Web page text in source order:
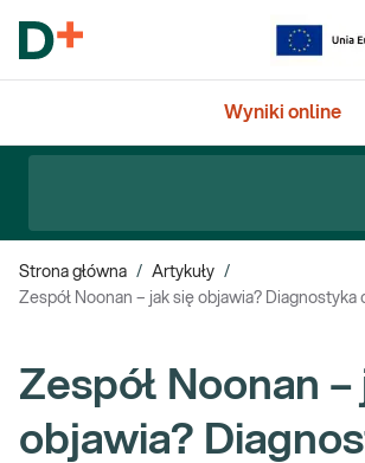
Wyniki online
Strona główna / Artykuły /
Zespół Noonan – jak się objawia? Diagnostyka
Zespół Noonan –
objawia?